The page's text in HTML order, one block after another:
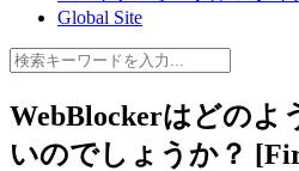
Global Site
WebBlockerはどのよ
いのでしょうか？